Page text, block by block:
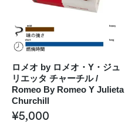
ロメオ by ロメオ・Y・ジュ
リエッタ チャーチル /
Romeo By Romeo Y Julieta
Churchill
¥5,000